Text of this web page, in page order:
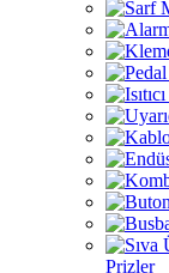
Prizler